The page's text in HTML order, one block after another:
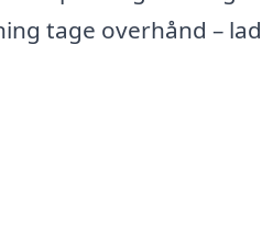
tage overhånd – lad